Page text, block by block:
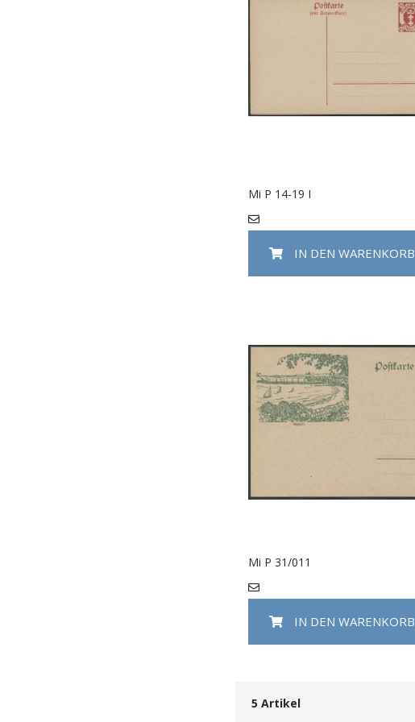
Mi P 14-19 I
IN DEN WARENKORB
Mi P 31/011
IN DEN WARENKORB
5 Artikel